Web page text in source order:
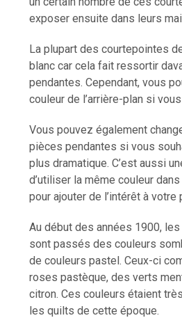
exposer ensuite dans leurs
La plupart des courtepointes
blanc car cela fait ressortir
pendantes. Cependant, vous
couleur de l’arrière-plan si
Vous pouvez également
pièces pendantes si vous
plus dramatique. C’est aussi
d’utiliser la même couleur
pour ajouter de l’intérêt à votre
Au début des années 1900,
sont passés des couleurs
de couleurs pastel. Ceux-ci
roses pastèque, des verts
citron. Ces couleurs étaient
les quilts de cette époque.